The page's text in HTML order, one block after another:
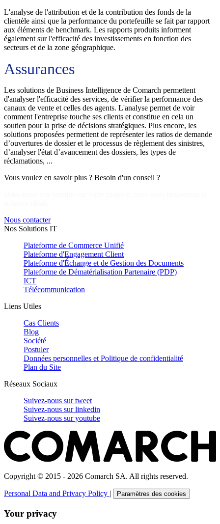
L'analyse de l'attribution et de la contribution des fonds de la
clientèle ainsi que la performance du portefeuille se fait par rapport
aux éléments de benchmark. Les rapports produits informent
également sur l'efficacité des investissements en fonction des
secteurs et de la zone géographique.
Assurances
Les solutions de Business Intelligence de Comarch permettent
d'analyser l'efficacité des services, de vérifier la performance des
canaux de vente et celles des agents. L'analyse permet de voir
comment l'entreprise touche ses clients et constitue en cela un
soutien pour la prise de décisions stratégiques. Plus encore, les
solutions proposées permettent de représenter les ratios de demande
d’ouvertures de dossier et le processus de règlement des sinistres,
d’analyser l'état d’avancement des dossiers, les types de
réclamations, ...
Vous voulez en savoir plus ? Besoin d'un conseil ?
Nous contacter
Nos Solutions IT
Plateforme de Commerce Unifié
Plateforme d'Engagement Client
Plateforme d'Échange et de Gestion des Documents
Plateforme de Dématérialisation Partenaire (PDP)
ICT
Télécommunication
Liens Utiles
Cas Clients
Blog
Société
Postuler
Données personnelles et Politique de confidentialité
Plan du Site
Réseaux Sociaux
Suivez-nous surtweet
Suivez-nous surlinkedin
Suivez-nous suryoutube
Copyright © 2015 - 2026 Comarch SA. All rights reserved.
Personal Data and Privacy Policy | Paramètres des cookies
Your privacy